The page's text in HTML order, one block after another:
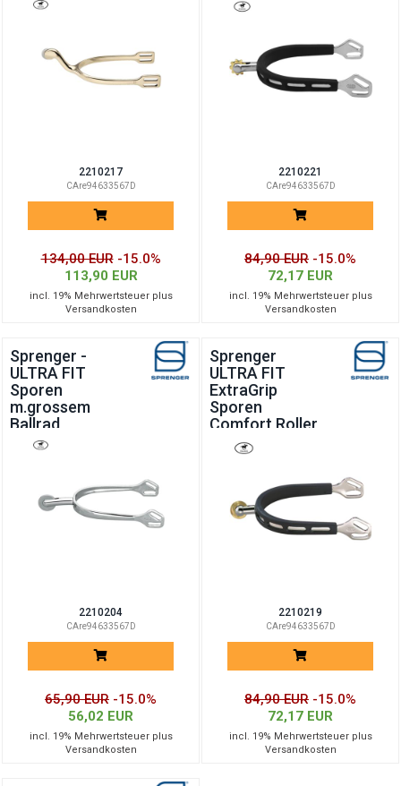
2210217
CAre94633567D
134,00 EUR -15.0%
113,90 EUR
incl. 19% Mehrwertsteuer plus
Versandkosten
2210221
CAre94633567D
84,90 EUR -15.0%
72,17 EUR
incl. 19% Mehrwertsteuer plus
Versandkosten
Sprenger -
ULTRA FIT
Sporen
m.grossem
Ballrad
2210204
CAre94633567D
65,90 EUR -15.0%
56,02 EUR
incl. 19% Mehrwertsteuer plus
Versandkosten
Sprenger
ULTRA FIT
ExtraGrip
Sporen
Comfort Roller
VERTICAL
2210219
CAre94633567D
84,90 EUR -15.0%
72,17 EUR
incl. 19% Mehrwertsteuer plus
Versandkosten